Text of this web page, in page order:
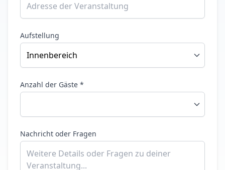
Aufstellung
Anzahl der Gäste *
Nachricht oder Fragen